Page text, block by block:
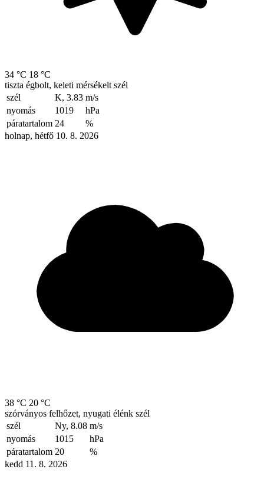
34 °C 18 °C
tiszta égbolt, keleti mérsékelt szél
szél
K, 3.83 m/s
nyomás
1019
hPa
páratartalom 24
%
holnap, hétfő 10. 8. 2026
38 °C 20 °C
szórványos felhőzet, nyugati élénk szél
szél
Ny, 8.08 m/s
nyomás
1015
hPa
páratartalom 20
%
kedd 11. 8. 2026